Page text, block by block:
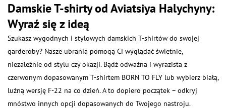
Damskie T-shirty od Aviatsiya Halychyny:
Wyraź się z ideą
Szukasz wygodnych i stylowych damskich T-shirtów do swojej
garderoby? Nasze ubrania pomogą Ci wyglądać świetnie,
niezależnie od stylu czy okazji. Bądź odważna i wyrazista z
czerwonym dopasowanym T-shirtem BORN TO FLY lub wybierz białą,
luźną wersję F-22 na co dzień. A to dopiero początek – odkryj
mnóstwo innych opcji dopasowanych do Twojego nastroju.